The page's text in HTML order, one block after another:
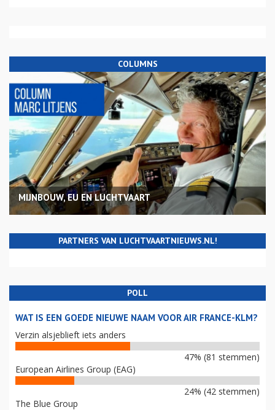
COLUMNS
MIJNBOUW, EU EN LUCHTVAART
PARTNERS VAN LUCHTVAARTNIEUWS.NL!
POLL
WAT IS EEN GOEDE NIEUWE NAAM VOOR AIR FRANCE-KLM?
Verzin alsjeblieft iets anders
47% (81 stemmen)
European Airlines Group (EAG)
24% (42 stemmen)
The Blue Group